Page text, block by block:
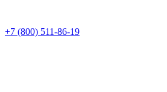
+7 (800) 511-86-19